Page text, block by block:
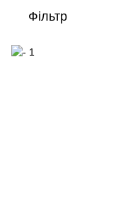
Фільтр